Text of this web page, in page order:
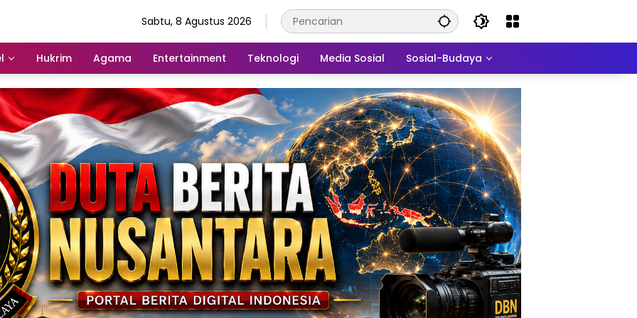
Sabtu, 8 Agustus 2026
Hukrim Agama Entertainment Teknologi Media Sosial Sosial-Budaya